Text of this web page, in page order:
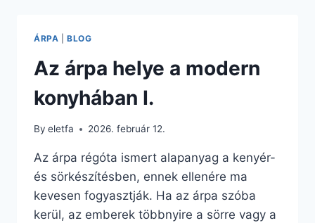
ÁRPA |BLOG
Az árpa helye a modern
konyhában I.
By eletfa 2026. február 12.
Az árpa régóta ismert alapanyag a kenyér-
és sörkészítésben, ennek ellenére ma
kevesen fogyasztják. Ha az árpa szóba
kerül, az emberek többnyire a sörre vagy a